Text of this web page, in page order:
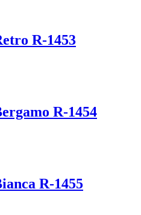
R-1453
R-1454
R-1455